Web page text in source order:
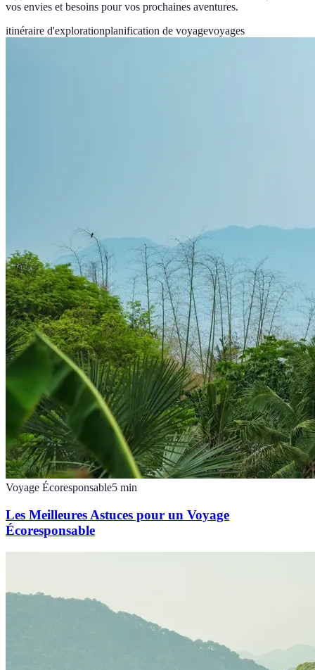
vos envies et besoins pour vos prochaines aventures.
itinéraire d'explorationplanification de voyagevoyages
Voyage Écoresponsable5 min
Les Meilleures Astuces pour un Voyage
Écoresponsable